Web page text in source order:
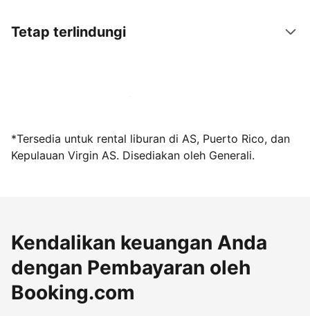
Tetap terlindungi
Jadi tuan rumah bersama kami sekarang
*Tersedia untuk rental liburan di AS, Puerto Rico, dan
Kepulauan Virgin AS. Disediakan oleh Generali.
Kendalikan keuangan Anda
dengan Pembayaran oleh
Booking.com